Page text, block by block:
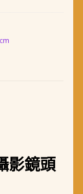
影鏡頭